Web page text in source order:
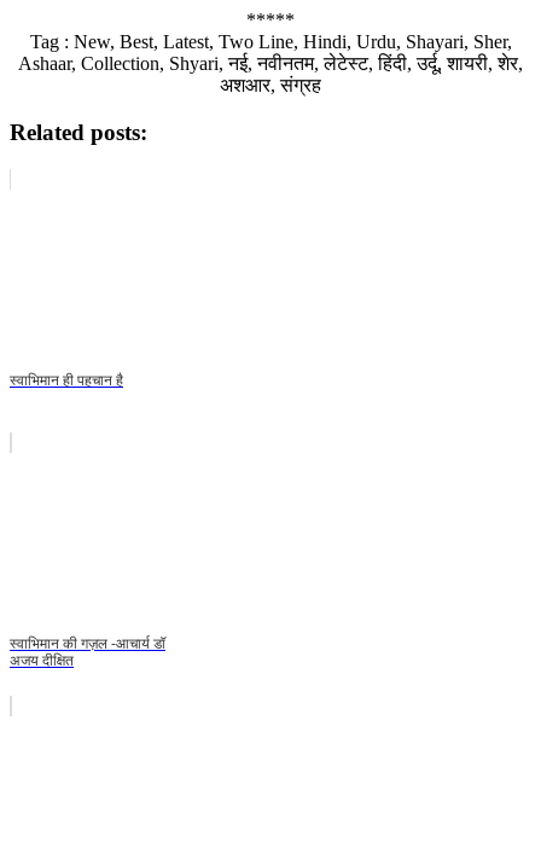
*****
Tag : New, Best, Latest, Two Line, Hindi, Urdu, Shayari, Sher,
Ashaar, Collection, Shyari, नई, नवीनतम, लेटेस्ट, हिंदी, उर्दू, शायरी, शेर,
अशआर, संग्रह
Related posts:
स्वाभिमान ही पहचान है
स्वाभिमान की गज़ल -आचार्य डॉ
अजय दीक्षित